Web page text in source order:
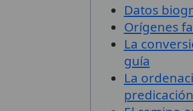
Datos
Orígenes
La
guía
La
predicación